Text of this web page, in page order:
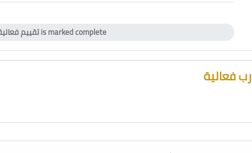
تقييمis marked complete
فعالية